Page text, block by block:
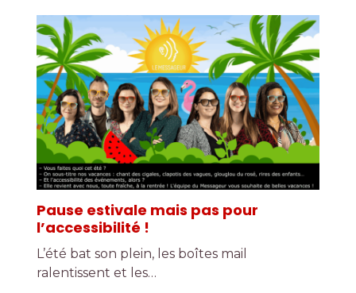
Pause estivale mais pas pour
l’accessibilité !
L’été bat son plein, les boîtes mail
ralentissent et les…